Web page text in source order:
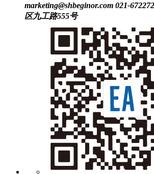
marketing@shbeginor.com 021-
区九工路555号